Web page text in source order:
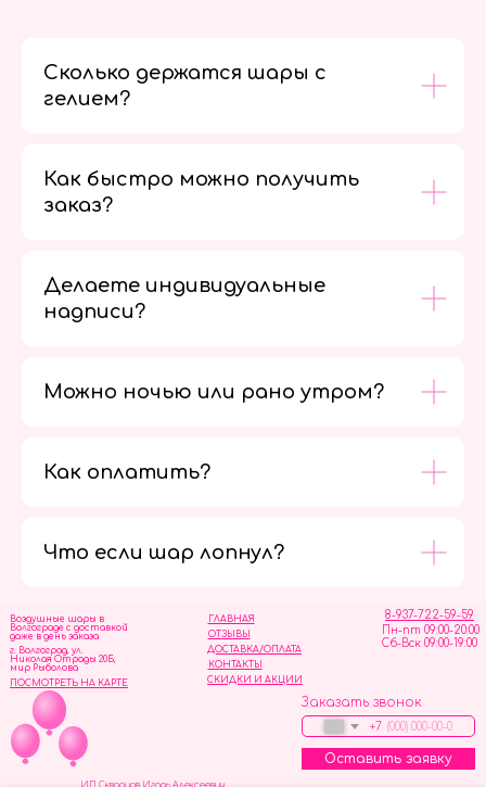
Сколько держатся шары с
гелием?
Как быстро можно получить
заказ?
Делаете индивидуальные
надписи?
Можно ночью или рано утром?
Как оплатить?
Что если шар лопнул?
ОТЗЫВЫ
ГЛАВНАЯ
ДОСТАВКА/ОПЛАТА
СКИДКИ И АКЦИИ
КОНТАКТЫ
8-937-722-59-59
Пн-пт 09:00-20:00
Сб-Вск 09:00-19:00
Воздушные шары в
Волгограде с доставкой
даже в день заказа
Заказать звонок
+7
Оставить заявку
г. Волгоград, ул.
Николая Отрады 20Б,
мир Рыболова
ПОСМОТРЕТЬ НА КАРТЕ